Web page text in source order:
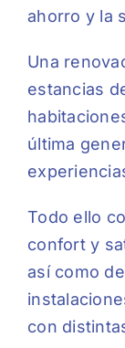
ahorro y la
Una
estancias
última
Todo ello
confort y
así como
con